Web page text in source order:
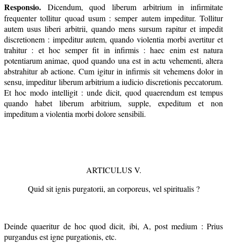
Responsio. Dicendum, quod liberum arbitrium in infirmitate
frequenter tollitur quoad usum : semper autem impeditur. Tollitur
autem usus liberi arbitrii, quando mens sursum rapitur et impedit
discretionem : impeditur autem, quando violentia morbi avertitur et
trahitur : et hoc semper fit in infirmis : haec enim est natura
potentiarum animae, quod quando una est in actu vehementi, altera
abstrahitur ab actione. Cum igitur in infirmis sit vehemens dolor in
sensu, impeditur liberum arbitrium a iudicio discretionis peccatorum.
Et hoc modo intelligit : unde dicit, quod quaerendum est tempus
quando habet liberum arbitrium, supple, expeditum et non
impeditum a violentia morbi dolore sensibili.
ARTICULUS V.
Quid sit ignis purgatorii, an corporeus, vel spiritualis ?
Deinde quaeritur de hoc quod dicit, ibi, A, post medium : Prius
purgandus est igne purgationis, etc.